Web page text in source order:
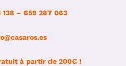
138 – 659 287 063
à partir de 200€ !